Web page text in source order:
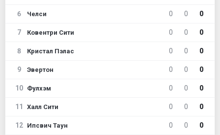
6 Челси 0 0 0
7 Ковентри Сити 0 0 0
8 Кристал Пэлас 0 0 0
9 Эвертон 0 0 0
10 Фулхэм 0 0 0
11 Халл Сити 0 0 0
12 Ипсвич Таун 0 0 0